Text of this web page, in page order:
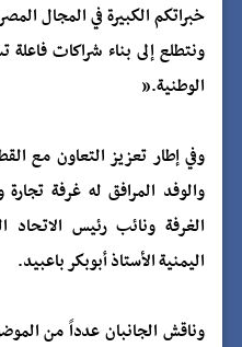
خبراتكم الكبيرة في المجال
ونتطلع إلى بناء شراكات
الوطنية.”
وفي إطار تعزيز التعاون مع
والوفد المرافق له غرفة
الغرفة ونائب رئيس الاتحاد
اليمنية الأستاذ أبوبكر باعبيد.
وناقش الجانبان عدداً من